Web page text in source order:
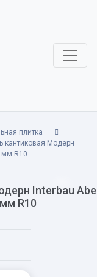
плитка
кантиковая Модерн
мм R10
Interbau
R10